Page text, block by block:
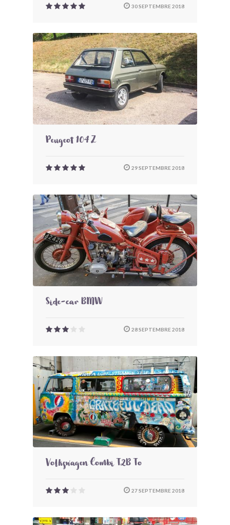
30 SEPTEMBRE 2018
Peugeot 104 Z
29 SEPTEMBRE 2018
Side-car BMW
28 SEPTEMBRE 2018
Volkswagen Combi T2B To
27 SEPTEMBRE 2018